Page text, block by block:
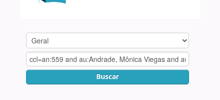
Buscar